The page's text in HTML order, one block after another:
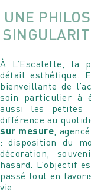
UNE
À L’Escalette, la
détail esthétique.
bienveillante de
soin particulier à
aussi les petites
différence au
sur mesure ,
: disposition du
décoration,
hasard. L’objectif
passé tout en
vie.